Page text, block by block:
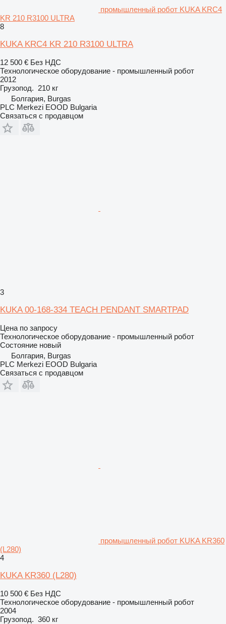
промышленный робот KUKA KRC4
KR 210 R3100 ULTRA
8
KUKA KRC4 KR 210 R3100 ULTRA
12 500 € Без НДС
Технологическое оборудование - промышленный робот
2012
Грузопод. 210 кг
Болгария, Burgas
PLC Merkezi EOOD Bulgaria
Связаться с продавцом
3
KUKA 00-168-334 TEACH PENDANT SMARTPAD
Цена по запросу
Технологическое оборудование - промышленный робот
Состояние новый
Болгария, Burgas
PLC Merkezi EOOD Bulgaria
Связаться с продавцом
промышленный робот KUKA KR360
(L280)
4
KUKA KR360 (L280)
10 500 € Без НДС
Технологическое оборудование - промышленный робот
2004
Грузопод. 360 кг